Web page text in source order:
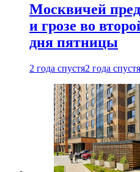
Москвичей
и грозе во
дня пятницы
2 года спустя2 года спустя